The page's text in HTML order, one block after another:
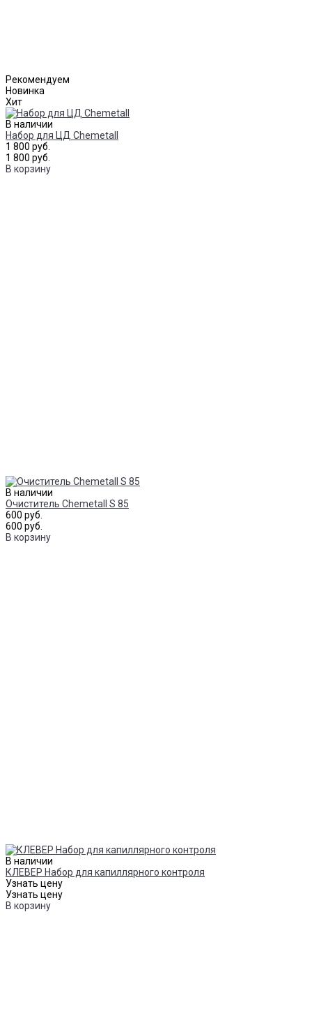
Рекомендуем
Новинка
Хит
В наличии
Набор для ЦД Chemetall
1 800 руб.
1 800 руб.
В корзину
В наличии
Очиститель Chemetall S 85
600 руб.
600 руб.
В корзину
В наличии
КЛЕВЕР Набор для капиллярного контроля
Узнать цену
Узнать цену
В корзину